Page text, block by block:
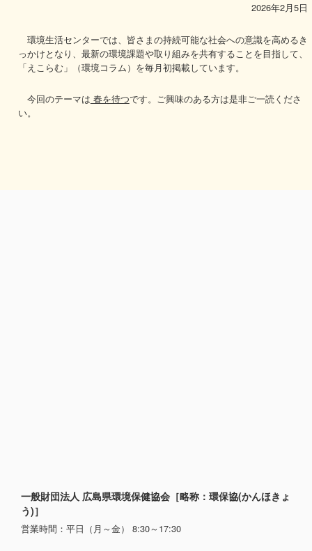
2026年2月5日
環境生活センターでは、皆さまの持続可能な社会への意識を高めるき
っかけとなり、最新の環境課題や取り組みを共有することを目指して、
「えこらむ」（環境コラム）を毎月初掲載しています。
今回のテーマは 春を待つです。ご興味のある方は是非ご一読くださ
い。
一般財団法人 広島県環境保健協会［略称：環保協(かんほきょ
う)］
営業時間：平日（月～金） 8:30～17:30